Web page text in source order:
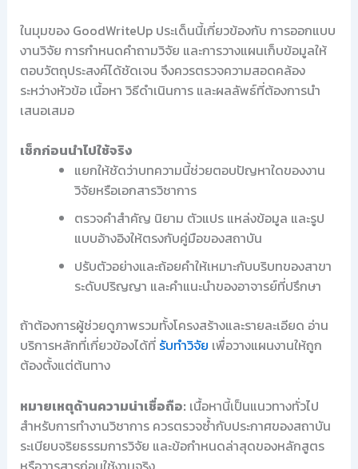
ในมุมของ GoodWriteUp ประเด็นนี้เกี่ยวข้องกับ การออกแบบ
งานวิจัย การกำหนดคำถามวิจัย และการวางแผนเก็บข้อมูลให้
ตอบวัตถุประสงค์ได้ชัดเจน จึงควรตรวจความสอดคล้อง
ระหว่างหัวข้อ เนื้อหา วิธีดำเนินการ และผลลัพธ์ที่ต้องการนำ
เสนอเสมอ
เช็กก่อนนำไปใช้จริง
แยกให้ชัดว่าบทความนี้ช่วยตอบปัญหาใดของงาน
วิจัยหรือเอกสารวิชาการ
ตรวจคำสำคัญ นิยาม ตัวแปร แหล่งข้อมูล และรูป
แบบอ้างอิงให้ตรงกับคู่มือของสถาบัน
ปรับตัวอย่างและถ้อยคำให้เหมาะกับบริบทของสาขา
ระดับปริญญา และคำแนะนำของอาจารย์ที่ปรึกษา
ถ้าต้องการผู้ช่วยดูภาพรวมทั้งโครงสร้างและรายละเอียด อ่าน
บริการหลักที่เกี่ยวข้องได้ที่ รับทำวิจัย เพื่อวางแผนงานให้ถูก
ต้องตั้งแต่ต้นทาง
หมายเหตุด้านความน่าเชื่อถือ: เนื้อหานี้เป็นแนวทางทั่วไป
สำหรับการทำงานวิชาการ ควรตรวจซ้ำกับประกาศของสถาบัน
ระเบียบจริยธรรมการวิจัย และข้อกำหนดล่าสุดของหลักสูตร